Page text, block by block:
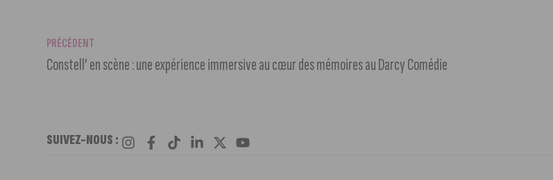
PRÉCÉDENT
Constell’ en scène : une expérience immersive au cœur des mémoires au Darcy Comédie
SUIVEZ-NOUS :